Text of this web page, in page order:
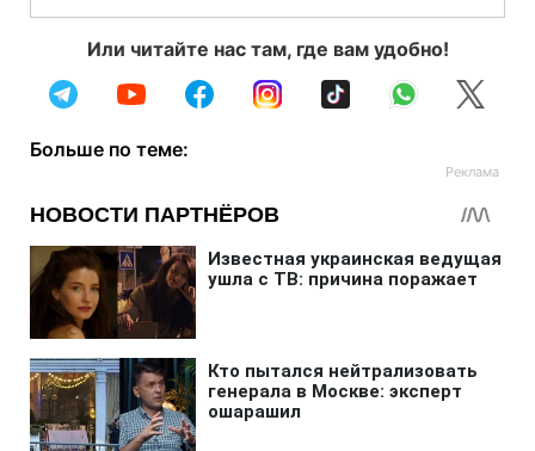
Или читайте нас там, где вам удобно!
Больше по теме: